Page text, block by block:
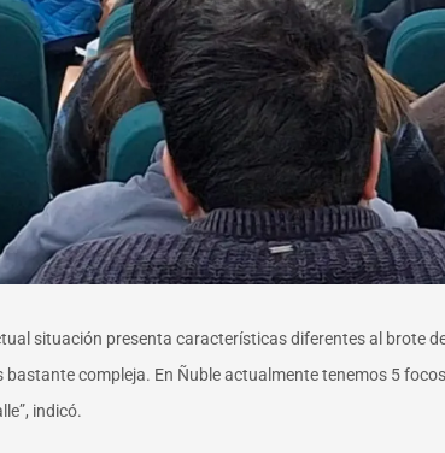
situación presenta características diferentes al brote
compleja. En Ñuble actualmente tenemos 5
indicó.